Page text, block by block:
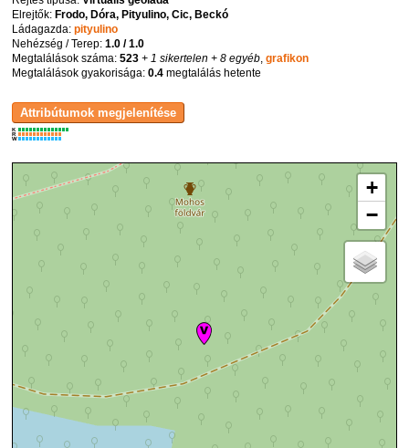
Elrejtők: Frodo, Dóra, Pityulino, Cic, Beckó
Ládagazda:pityulino
Nehézség / Terep:1.0 / 1.0
Megtalálások száma:523 + 1 sikertelen + 8 egyéb,grafikon
Megtalálások gyakorisága:0.4 megtalálás hetente
K
R
W
+
−